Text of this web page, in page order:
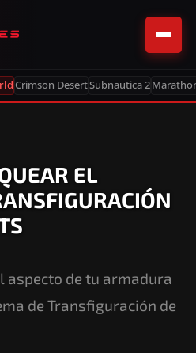
Crimson DesertSubnautica 2
EL
aspecto de tu armadura
de Transfiguración de